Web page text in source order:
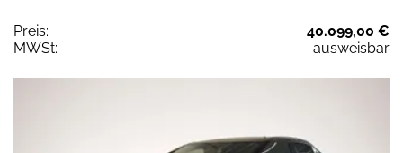
Preis:
40.099,00 €
MWSt:
ausweisbar